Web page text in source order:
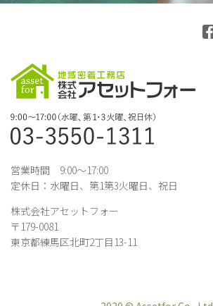
営業時間 9:00～17:00
定休日：水曜日、第1第3火曜日、祝日
株式会社アセットフォー
〒179-0081
東京都練馬区北町2丁目13-11